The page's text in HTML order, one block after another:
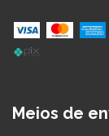
Meios de